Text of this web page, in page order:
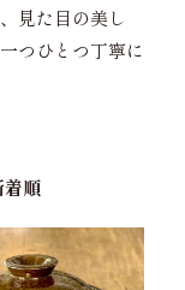
見た目の美し
つひとつ丁寧に
着順